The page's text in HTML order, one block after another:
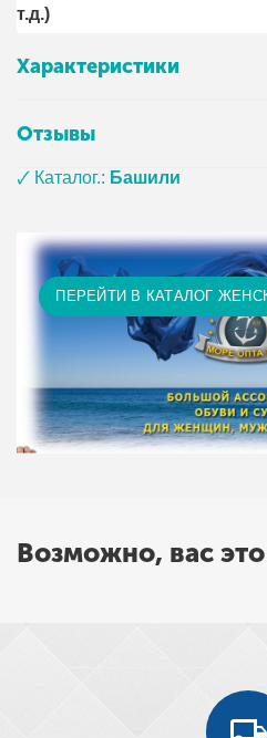
т.д.)
Характеристики
Отзывы
🗸 Каталог.: Башили
ПЕРЕЙТИ В КАТАЛОГ
Возможно, вас